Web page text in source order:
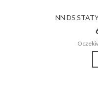
NN D5